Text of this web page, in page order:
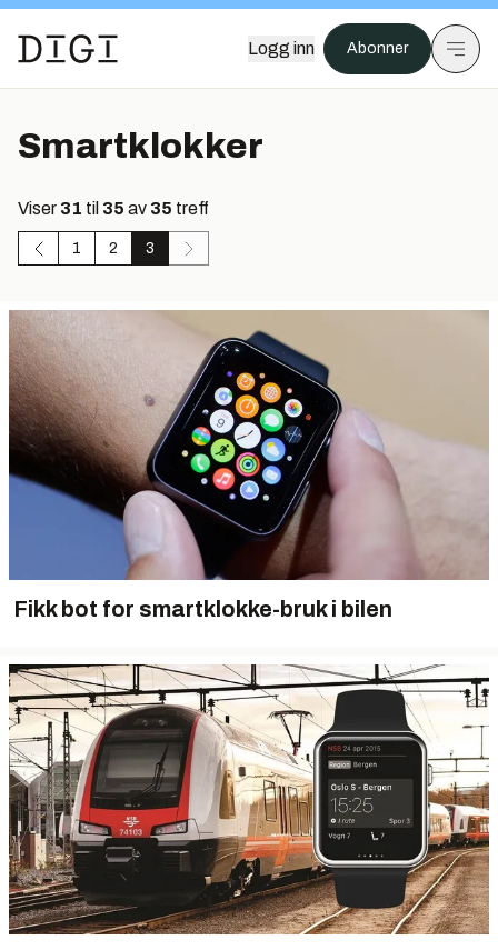
Logg inn Abonner
Smartklokker
Viser 31 til 35 av 35 treff
1 2 3
Fikk bot for smartklokke-bruk i bilen